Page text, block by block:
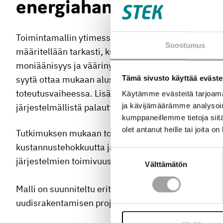
Suostumus
Tämä sivusto käyttää
Käytämme evästeitä
ja kävijämäärämme
kumppaneillemme tietoja
olet antanut heille tai joita
Suostumuksen
valinta
Välttämätön
energiahankkeita
Toimintamallin ytimessä ovat yhteiset tavoitteet,
määritellään tarkasti, kuka vastaa mistäkin ja
moniäänisyys ja väärinymmärrykset. Malli
syytä ottaa mukaan alusta alkaen, sillä se
toteutusvaiheessa. Lisäksi toimintamalli
järjestelmällistä palautteen keruuta, jotta
Tutkimuksen mukaan toimintamallin käyttöönotto
kustannustehokkuutta ja investointien
järjestelmien toimivuus varmistuu paremmin ja
Malli on suunniteltu erityisesti
uudisrakentamisen projekteihin.